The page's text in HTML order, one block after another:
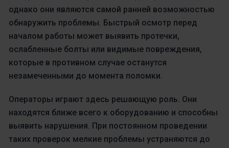
однако они являются самой ранней возможностью
обнаружить проблемы. Быстрый осмотр перед
началом работы может выявить протечки,
ослабленные болты или видимые повреждения,
которые в противном случае останутся
незамеченными до момента поломки.
Операторы играют здесь решающую роль. Они
находятся ближе всего к оборудованию и способны
выявить нарушения. При постоянном проведении
таких проверок мелкие проблемы устраняются до